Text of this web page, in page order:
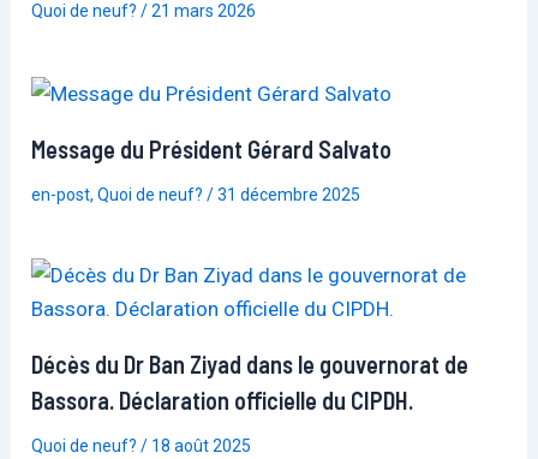
Quoi de neuf? /21 mars 2026
Message du Président Gérard Salvato
en-post,Quoi de neuf? /31 décembre 2025
Décès du Dr Ban Ziyad dans le gouvernorat de
Bassora. Déclaration officielle du CIPDH.
Quoi de neuf? / 18 août 2025